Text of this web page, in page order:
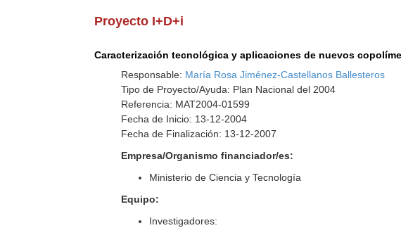
Proyecto I+D+i
Caracterización tecnológica y aplicaciones de nuevos
Responsable: María Rosa Jiménez-Castellanos Ballesteros
Tipo de Proyecto/Ayuda: Plan Nacional del 2004
Referencia: MAT2004-01599
Fecha de Inicio: 13-12-2004
Fecha de Finalización: 13-12-2007
Empresa/Organismo financiador/es:
Ministerio de Ciencia y Tecnología
Equipo:
Investigadores: